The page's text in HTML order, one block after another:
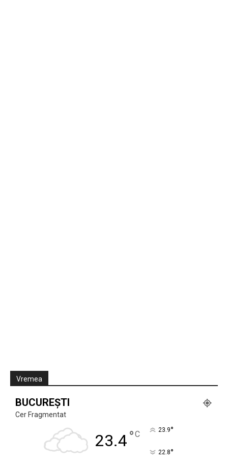
Vremea
BUCUREȘTI
Cer Fragmentat
23.4°C 23.9°
22.8°